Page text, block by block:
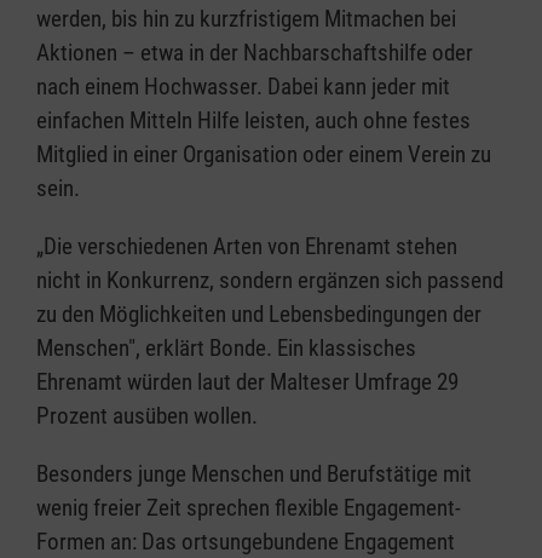
werden, bis hin zu kurzfristigem Mitmachen bei
Aktionen – etwa in der Nachbarschaftshilfe oder
nach einem Hochwasser. Dabei kann jeder mit
einfachen Mitteln Hilfe leisten, auch ohne festes
Mitglied in einer Organisation oder einem Verein zu
sein.
„Die verschiedenen Arten von Ehrenamt stehen
nicht in Konkurrenz, sondern ergänzen sich passend
zu den Möglichkeiten und Lebensbedingungen der
Menschen", erklärt Bonde. Ein klassisches
Ehrenamt würden laut der Malteser Umfrage 29
Prozent ausüben wollen.
Besonders junge Menschen und Berufstätige mit
wenig freier Zeit sprechen flexible Engagement-
Formen an: Das ortsungebundene Engagement